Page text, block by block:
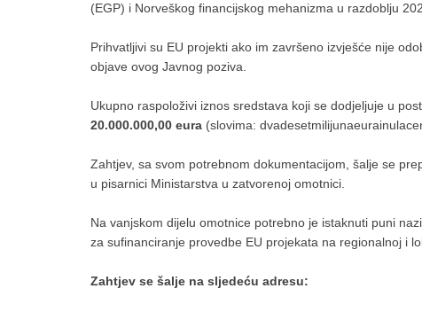
(EGP) i Norveškog financijskog mehanizma u razdoblju
Prihvatljivi su EU projekti ako im završeno izvješće nije
objave ovog Javnog poziva.
Ukupno raspoloživi iznos sredstava koji se dodjeljuje u
20.000.000,00 eura (slovima:
Zahtjev, sa svom potrebnom dokumentacijom, šalje se
u pisarnici Ministarstva u zatvorenoj omotnici.
Na vanjskom dijelu omotnice potrebno je istaknuti puni
za sufinanciranje provedbe EU projekata na regionalnoj i
Zahtjev se šalje na sljedeću adresu: